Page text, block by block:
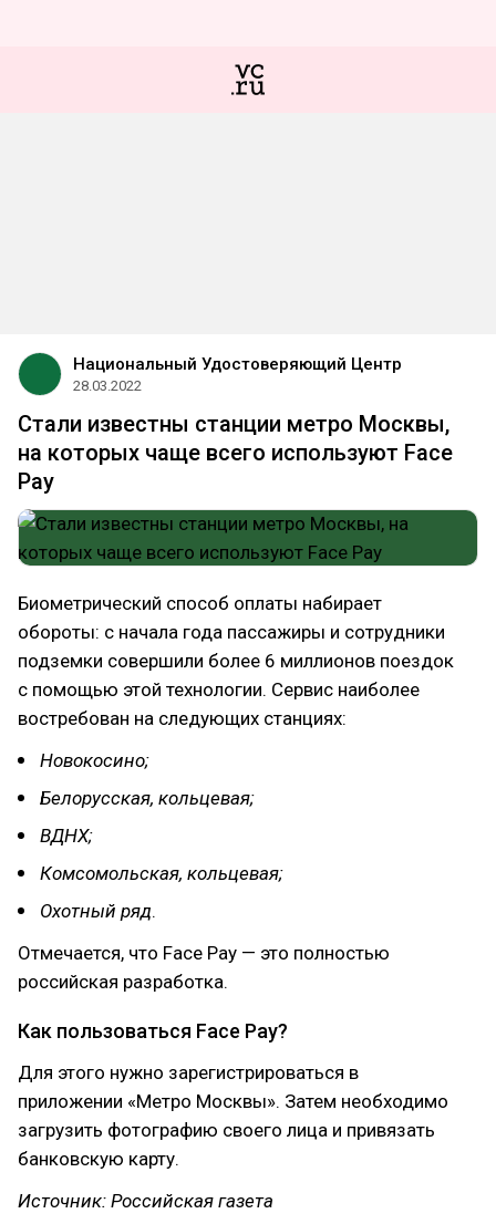
Национальный Удостоверяющий Центр
28.03.2022
Стали известны станции метро Москвы,
на которых чаще всего используют Face
Pay
Биометрический способ оплаты набирает
обороты: с начала года пассажиры и сотрудники
подземки совершили более 6 миллионов поездок
с помощью этой технологии. Сервис наиболее
востребован на следующих станциях:
Новокосино;
Белорусская, кольцевая;
ВДНХ;
Комсомольская, кольцевая;
Охотный ряд.
Отмечается, что Face Pay — это полностью
российская разработка.
Как пользоваться Face Pay?
Для этого нужно зарегистрироваться в
приложении «Метро Москвы». Затем необходимо
загрузить фотографию своего лица и привязать
банковскую карту.
Источник: Российская газета